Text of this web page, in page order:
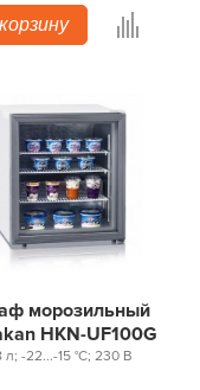
морозильный
HKN-UF100G
л; -22...-15 °С; 230 В